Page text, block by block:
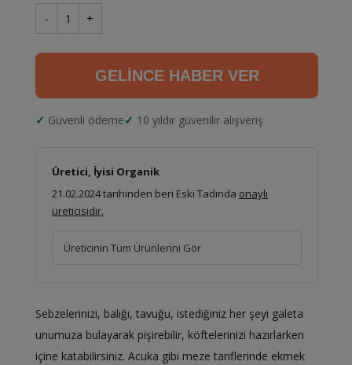
- 1 +
GELİNCE HABER VER
Güvenli ödeme 10 yıldır güvenilir alışveriş
Üretici, İyisi Organik
21.02.2024 tarihinden beri Eski Tadında onaylı
üreticisidir.
Üreticinin Tüm Ürünlerini Gör
Sebzelerinizi, balığı, tavuğu, istediğiniz her şeyi galeta
unumuza bulayarak pişirebilir, köftelerinizi hazırlarken
içine katabilirsiniz. Acuka gibi meze tariflerinde ekmek